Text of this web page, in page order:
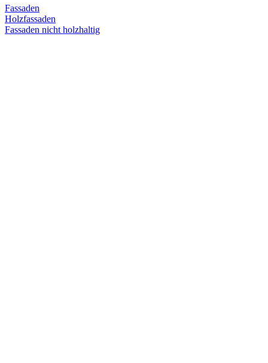
Fassaden
Holzfassaden
Fassaden nicht holzhaltig